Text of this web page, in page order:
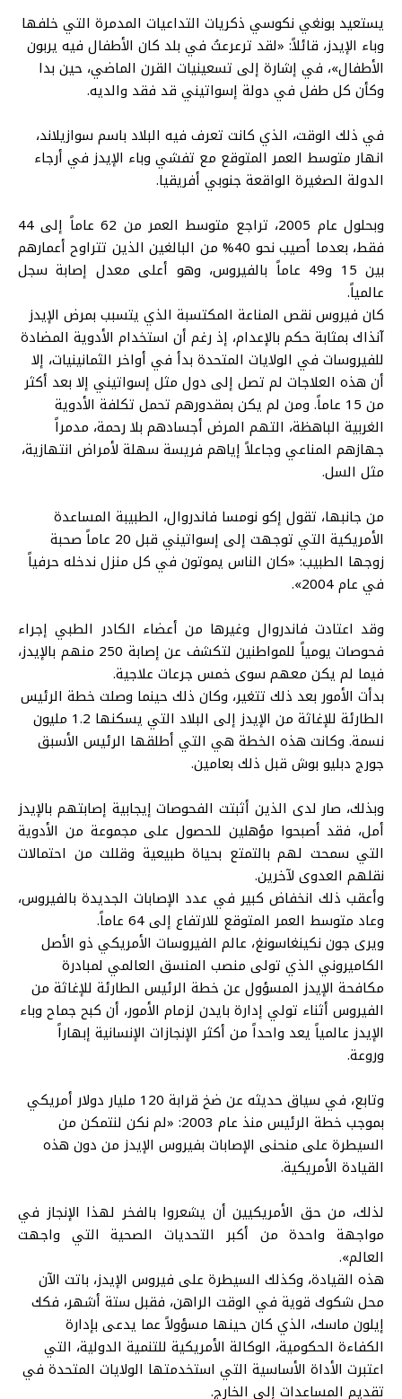
يستعيد بونغي نكوسي ذكريات التداعيات المدمرة التي خلفها
وباء الإيدز، قائلاً: «لقد ترعرعتُ في بلد كان الأطفال فيه يربون
الأطفال»، في إشارة إلى تسعينيات القرن الماضي، حين بدا
وكأن كل طفل في دولة إسواتيني قد فقد والديه.
في ذلك الوقت، الذي كانت تعرف فيه البلاد باسم سوازيلاند،
انهار متوسط العمر المتوقع مع تفشي وباء الإيدز في أرجاء
الدولة الصغيرة الواقعة جنوبي أفريقيا.
وبحلول عام 2005، تراجع متوسط العمر من 62 عاماً إلى 44
فقط، بعدما أصيب نحو 40% من البالغين الذين تتراوح أعمارهم
بين 15 و49 عاماً بالفيروس، وهو أعلى معدل إصابة سجل
عالمياً.
كان فيروس نقص المناعة المكتسبة الذي يتسبب بمرض الإيدز
آنذاك بمثابة حكم بالإعدام، إذ رغم أن استخدام الأدوية المضادة
للفيروسات في الولايات المتحدة بدأ في أواخر الثمانينيات، إلا
أن هذه العلاجات لم تصل إلى دول مثل إسواتيني إلا بعد أكثر
من 15 عاماً. ومن لم يكن بمقدورهم تحمل تكلفة الأدوية
الغربية الباهظة، التهم المرض أجسادهم بلا رحمة، مدمراً
جهازهم المناعي وجاعلاً إياهم فريسة سهلة لأمراض انتهازية،
مثل السل.
من جانبها، تقول إكو نومسا فاندروال، الطبيبة المساعدة
الأمريكية التي توجهت إلى إسواتيني قبل 20 عاماً صحبة
زوجها الطبيب: «كان الناس يموتون في كل منزل ندخله حرفياً
في عام 2004».
وقد اعتادت فاندروال وغيرها من أعضاء الكادر الطبي إجراء
فحوصات يومياً للمواطنين لتكشف عن إصابة 250 منهم بالإيدز،
فيما لم يكن معهم سوى خمس جرعات علاجية.
بدأت الأمور بعد ذلك تتغير، وكان ذلك حينما وصلت خطة الرئيس
الطارئة للإغاثة من الإيدز إلى البلاد التي يسكنها 1.2 مليون
نسمة. وكانت هذه الخطة هي التي أطلقها الرئيس الأسبق
جورج دبليو بوش قبل ذلك بعامين.
وبذلك، صار لدى الذين أثبتت الفحوصات إيجابية إصابتهم بالإيدز
أمل، فقد أصبحوا مؤهلين للحصول على مجموعة من الأدوية
التي سمحت لهم بالتمتع بحياة طبيعية وقللت من احتمالات
نقلهم العدوى لآخرين.
وأعقب ذلك انخفاض كبير في عدد الإصابات الجديدة بالفيروس،
وعاد متوسط العمر المتوقع للارتفاع إلى 64 عاماً.
ويرى جون نكينغاسونغ، عالم الفيروسات الأمريكي ذو الأصل
الكاميروني الذي تولى منصب المنسق العالمي لمبادرة
مكافحة الإيدز المسؤول عن خطة الرئيس الطارئة للإغاثة من
الفيروس أثناء تولي إدارة بايدن لزمام الأمور، أن كبح جماح وباء
الإيدز عالمياً يعد واحداً من أكثر الإنجازات الإنسانية إبهاراً
وروعة.
وتابع، في سياق حديثه عن ضخ قرابة 120 مليار دولار أمريكي
بموجب خطة الرئيس منذ عام 2003: «لم نكن لنتمكن من
السيطرة على منحنى الإصابات بفيروس الإيدز من دون هذه
القيادة الأمريكية.
لذلك، من حق الأمريكيين أن يشعروا بالفخر لهذا الإنجاز في
مواجهة واحدة من أكبر التحديات الصحية التي واجهت
العالم».
هذه القيادة، وكذلك السيطرة على فيروس الإيدز، باتت الآن
محل شكوك قوية في الوقت الراهن، فقبل ستة أشهر، فكك
إيلون ماسك، الذي كان حينها مسؤولاً عما يدعى بإدارة
الكفاءة الحكومية، الوكالة الأمريكية للتنمية الدولية، التي
اعتبرت الأداة الأساسية التي استخدمتها الولايات المتحدة في
تقديم المساعدات إلى الخارج.